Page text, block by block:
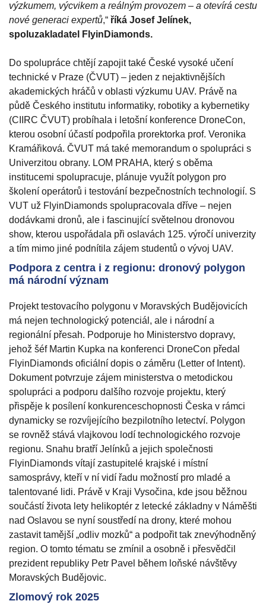
výzkumem, výcvikem a reálným provozem – a otevírá cestu
nové generaci expertů,“ říká Josef Jelínek,
spoluzakladatel FlyinDiamonds.
Do spolupráce chtějí zapojit také České vysoké učení
technické v Praze (ČVUT) – jeden z nejaktivnějších
akademických hráčů v oblasti výzkumu UAV. Právě na
půdě Českého institutu informatiky, robotiky a kybernetiky
(CIIRC ČVUT) probíhala i letošní konference DroneCon,
kterou osobní účastí podpořila prorektorka prof. Veronika
Kramářiková. ČVUT má také memorandum o spolupráci s
Univerzitou obrany. LOM PRAHA, který s oběma
institucemi spolupracuje, plánuje využít polygon pro
školení operátorů i testování bezpečnostních technologií. S
VUT už FlyinDiamonds spolupracovala dříve – nejen
dodávkami dronů, ale i fascinující světelnou dronovou
show, kterou uspořádala při oslavách 125. výročí univerzity
a tím mimo jiné podnítila zájem studentů o vývoj UAV.
Podpora z centra i z regionu: dronový polygon
má národní význam
Projekt testovacího polygonu v Moravských Budějovicích
má nejen technologický potenciál, ale i národní a
regionální přesah. Podporuje ho Ministerstvo dopravy,
jehož šéf Martin Kupka na konferenci DroneCon předal
FlyinDiamonds oficiální dopis o záměru (Letter of Intent).
Dokument potvrzuje zájem ministerstva o metodickou
spolupráci a podporu dalšího rozvoje projektu, který
přispěje k posílení konkurenceschopnosti Česka v rámci
dynamicky se rozvíjejícího bezpilotního letectví. Polygon
se rovněž stává vlajkovou lodí technologického rozvoje
regionu. Snahu bratří Jelínků a jejich společnosti
FlyinDiamonds vítají zastupitelé krajské i místní
samosprávy, kteří v ní vidí řadu možností pro mladé a
talentované lidi. Právě v Kraji Vysočina, kde jsou běžnou
součástí života lety helikoptér z letecké základny v Náměšti
nad Oslavou se nyní soustředí na drony, které mohou
zastavit tamější „odliv mozků“ a podpořit tak znevýhodněný
region. O tomto tématu se zmínil a osobně i přesvědčil
prezident republiky Petr Pavel během loňské návštěvy
Moravských Budějovic.
Zlomový rok 2025